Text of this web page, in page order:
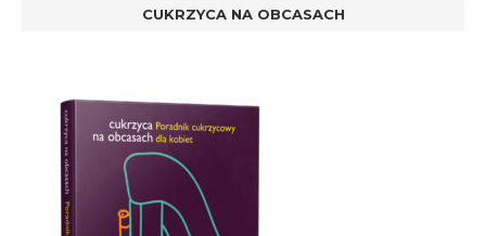
CUKRZYCA NA OBCASACH